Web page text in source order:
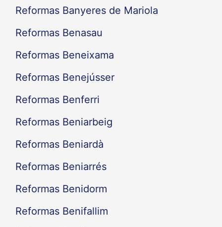
Reformas Banyeres de Mariola
Reformas Benasau
Reformas Beneixama
Reformas Benejússer
Reformas Benferri
Reformas Beniarbeig
Reformas Beniardà
Reformas Beniarrés
Reformas Benidorm
Reformas Benifallim